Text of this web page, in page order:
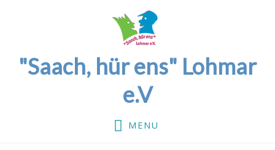
"Saach, hür ens" Lohmar
e.V
MENU